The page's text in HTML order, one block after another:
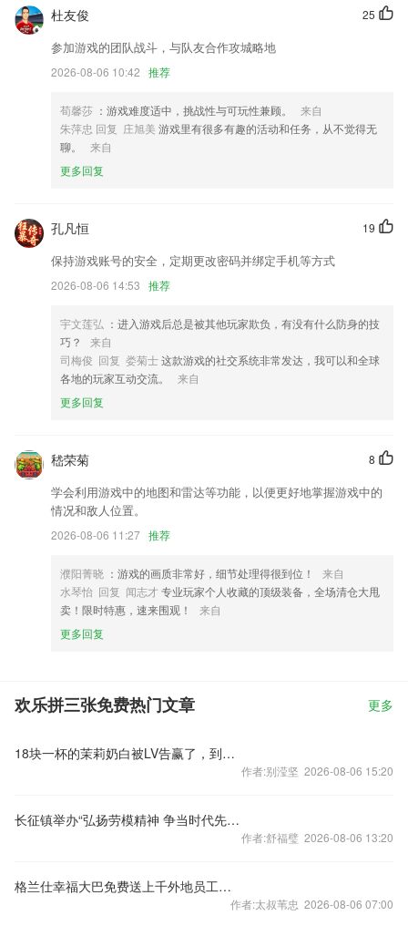
漯河发布客户端升级啦
.智能方案再度升级，端午出行靠智行！
产品新上架，希望大家多多使用，提供建议！
联系我们
以上就是欢乐拼三张免费的介绍，如果您喜欢这款软件，您可以到应用商
店进行打分评论，说出您的使用经历，以帮助我们更好的对产品进行优化
25
杜友俊
参加游戏的团队战斗，与队友合作攻城略地
2026-08-06 10:42 推荐
荀馨莎 ：游戏难度适中，挑战性与可玩性兼顾。
来自
朱萍忠 回复 庄旭美 游戏里有很多有趣的活动和任务，从不觉得无
聊。
来自
更多回复
19
孔凡恒
保持游戏账号的安全，定期更改密码并绑定手机等方式
2026-08-06 14:53 推荐
宇文莲弘 ：进入游戏后总是被其他玩家欺负，有没有什么防身的技
巧？
来自
司梅俊 回复 娄菊士这款游戏的社交系统非常发达，我可以和全球
各地的玩家互动交流。
来自
更多回复
8
嵇荣菊
学会利用游戏中的地图和雷达等功能，以便更好地掌握游戏中的
情况和敌人位置。
2026-08-06 11:27 推荐
濮阳菁晓 ：游戏的画质非常好，细节处理得很到位！
来自
水琴怡 回复 闻志才专业玩家个人收藏的顶级装备，全场清仓大甩
卖！限时特惠，速来围观！
来自
更多回复
欢乐拼三张免费热门文章 更多
18块一杯的茉莉奶白被LV告赢了，到底冤不冤？
作者:别滢坚 2026-08-06 15:20
长征镇举办“弘扬劳模精神 争当时代先锋”主题活动
作者:舒福璧 2026-08-06 13:20
格兰仕幸福大巴免费送上千外地员工回家过年
作者:太叔苇忠 2026-08-06 07:00